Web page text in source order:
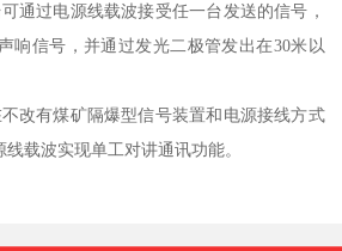
通过电源线载波接受任一台发送的信号，
响信号，并通过发光二极管发出在30米以
改有煤矿隔爆型信号装置和电源接线方式
载波实现单工对讲通讯功能。